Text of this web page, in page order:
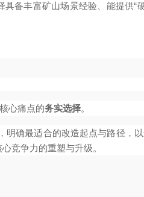
备丰富矿山场景经验、能提供“
心痛点的务实选择。
明确最适合的改造起点与路径，
竞争力的重塑与升级。